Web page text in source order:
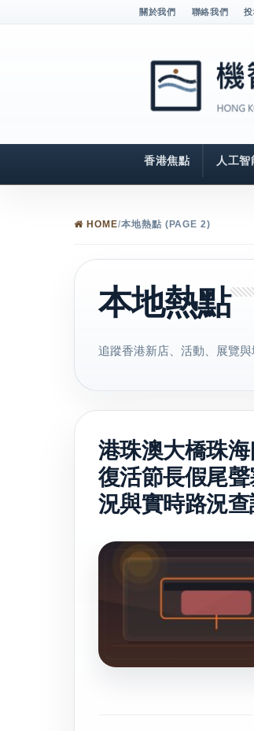
關於我們 聯絡我們
香港焦點 人工智
HOME/本地熱點 (PAGE 2)
本地熱點
追蹤香港新店、活動、展覽
港珠澳大橋珠海
復活節長假尾
況與實時路況